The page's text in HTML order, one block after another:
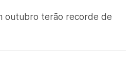
outubro terão recorde de